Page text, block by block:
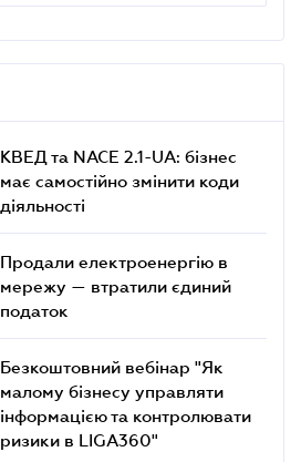
КВЕД та NACE 2.1-UA: бізнес
має самостійно змінити коди
діяльності
Продали електроенергію в
мережу — втратили єдиний
податок
Безкоштовний вебінар "Як
малому бізнесу управляти
інформацією та контролювати
ризики в LIGA360"